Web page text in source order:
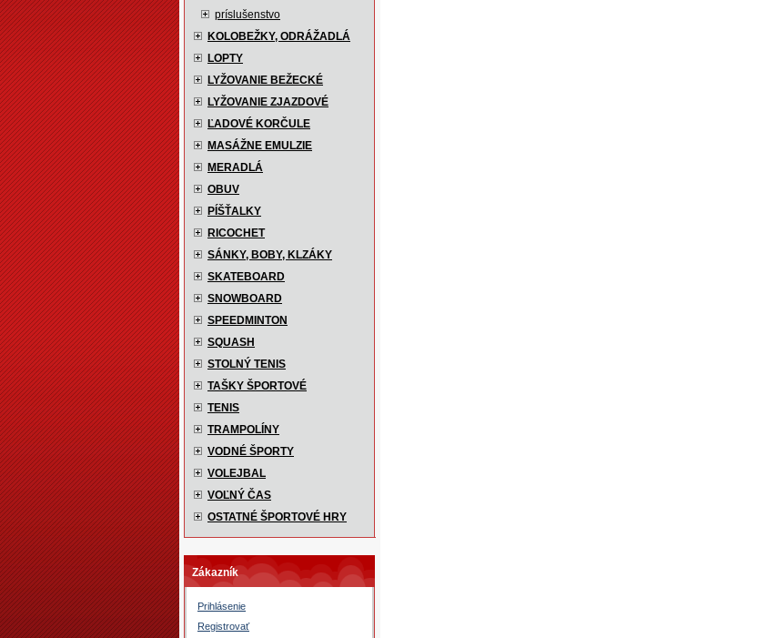
príslušenstvo
KOLOBEŽKY, ODRÁŽADLÁ
LOPTY
LYŽOVANIE BEŽECKÉ
LYŽOVANIE ZJAZDOVÉ
ĽADOVÉ KORČULE
MASÁŽNE EMULZIE
MERADLÁ
OBUV
PÍŠŤALKY
RICOCHET
SÁNKY, BOBY, KLZÁKY
SKATEBOARD
SNOWBOARD
SPEEDMINTON
SQUASH
STOLNÝ TENIS
TAŠKY ŠPORTOVÉ
TENIS
TRAMPOLÍNY
VODNÉ ŠPORTY
VOLEJBAL
VOĽNÝ ČAS
OSTATNÉ ŠPORTOVÉ HRY
Zákazník
Prihlásenie
Registrovať